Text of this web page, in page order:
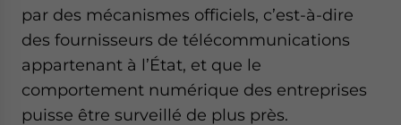
par des mécanismes officiels, c’est-à-dire
des fournisseurs de télécommunications
appartenant à l’État, et que le
comportement numérique des entreprises
puisse être surveillé de plus près.